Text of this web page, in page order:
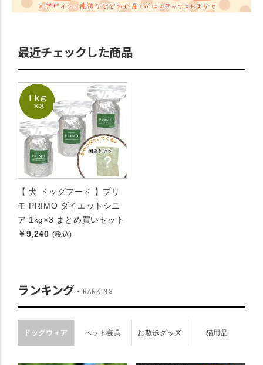
最近チェックした商品
【 犬 ドッグフード 】プリ
モ PRIMO ダイエットシニ
ア 1kg×3 まとめ買いセット
￥9,240 (税込)
ランキング RANKING
ドッグウェア ペット寝具 お散歩グッズ 猫用品